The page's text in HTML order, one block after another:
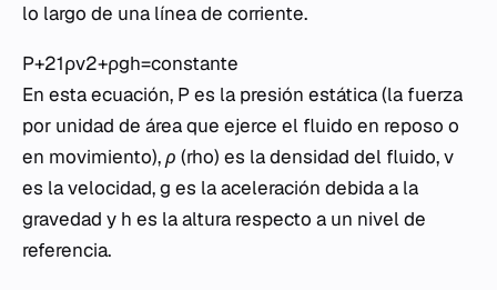
lo largo de una línea de corriente.
P+21​ρv2+ρgh=constante
En esta ecuación, Pes la presión estática (la fuerza
por unidad de área que ejerce el fluido en reposo o
en movimiento),ρ (rho) es la densidad del fluido,v
es la velocidad,g es la aceleración debida a la
gravedad y h es la altura respecto a un nivel de
referencia.